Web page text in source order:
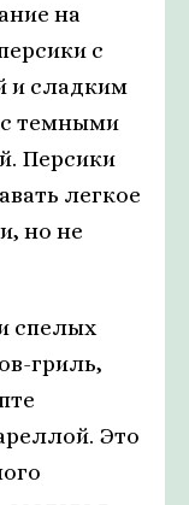
на
с
и сладким
с темными
Персики
легкое
но не
спелых
гриль,
Это